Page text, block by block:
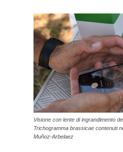
Visione con lente di ingrandimento
Trichogramma brassicae contenuti
Muñoz-Arbelaez